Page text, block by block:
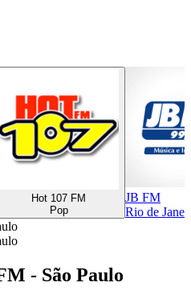
Hot 107 FM
Pop
JB FM
Rio de
- São Paulo